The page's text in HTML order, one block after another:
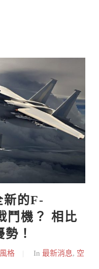
新的F-
鬥機？ 相比
！
格 In 最新消息, 空